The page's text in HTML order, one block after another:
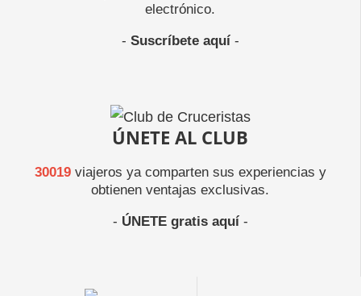
electrónico.
- Suscríbete aquí-
ÚNETE AL CLUB
30019viajeros ya comparten sus experiencias y
obtienen ventajas exclusivas.
- ÚNETE gratis aquí-